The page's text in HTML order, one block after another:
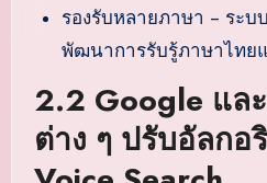
รองรับหลายภาษา – ระบ
พัฒนาการรับรู้ภาษาไทย
2.2 Google แล
ต่าง ๆ ปรับอัลกอ